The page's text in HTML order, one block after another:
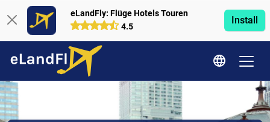
eLandFly: Flüge Hotels Touren
4.5
Install